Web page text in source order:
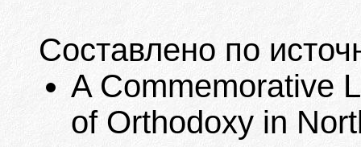
Составлено по
A Commemorative
of Orthodoxy in